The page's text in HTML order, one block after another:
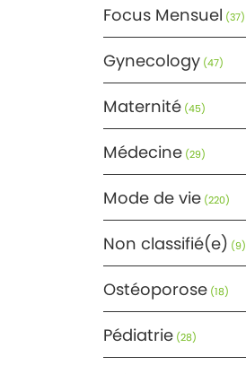
Focus Mensuel (37)
Gynecology(47)
Maternité(45)
Médecine(29)
Mode de vie(220)
Non classifié(e) (9)
Ostéoporose(18)
Pédiatrie(28)